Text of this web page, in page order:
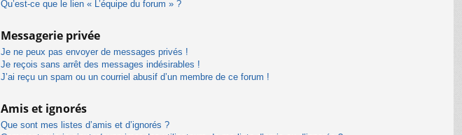
Qu’est-ce que le lien « L’équipe du forum » ?
Messagerie privée
Je ne peux pas envoyer de messages privés !
Je reçois sans arrêt des messages indésirables !
J’ai reçu un spam ou un courriel abusif d’un membre de ce forum !
Amis et ignorés
Que sont mes listes d’amis et d’ignorés ?